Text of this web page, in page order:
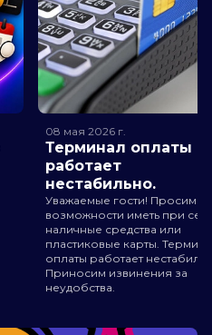
08 мая 2026 г.
Терминал оплаты
работает
нестабильно.
Уважаемые гости! Просим
возможности иметь при
наличные средства или
пластиковые карты.
оплаты работает
Приносим извинения за
неудобства.